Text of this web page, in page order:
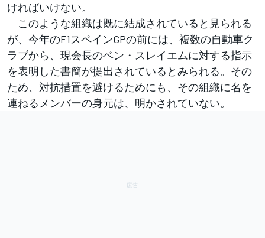
ければいけない。
このような組織は既に結成されていると見られる
が、今年のF1スペインGPの前には、複数の自動車ク
ラブから、現会長のベン・スレイエムに対する指示
を表明した書簡が提出されているとみられる。その
ため、対抗措置を避けるためにも、その組織に名を
連ねるメンバーの身元は、明かされていない。